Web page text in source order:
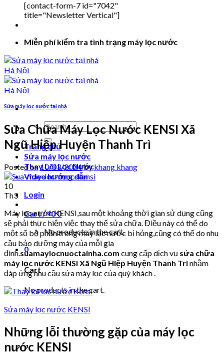
[contact-form-7 id="7042"
title="Newsletter Vertical"]
Miễn phí kiểm tra tình trạng máy lọc nước
Search
for:
Trang chủ
Sửa máy lọc nước
Thay Lõi Lọc Nước
Video hướng dẫn
Login
Cart /₫00
No products in the cart.
0
Cart
No products in the cart.
Sửa máy lọc nước tại nhà
Sửa Chữa Máy Lọc Nước KENSI Xã
Ngũ Hiệp Huyện Thanh Trì
Posted on10/03/2024bykhang khang
10
Th3
Máy lọc nước KENSI,sau một khoảng thời gian sử dụng cũng
sẽ phải thực hiện việc thay thế sửa chữa. Điều này có thể do
một số bộ phận trong máy lọc nước bị hỏng,cũng có thể do nhu
cầu bảo dưỡng máy của mỗi gia
đình.suamaylocnuoctainha.com cung cấp dịch vụ sửa chữa
máy lọc nước KENSI Xã Ngũ Hiệp Huyện Thanh Trì nhằm
đáp ứng nhu cầu sửa máy lọc của quý khách .
Sửa máy lọc nước KENSI
Những lỗi thường gặp của máy lọc
nước KENSI